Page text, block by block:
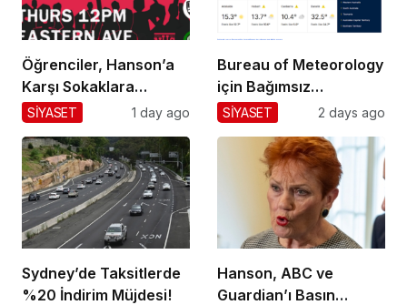
Öğrenciler, Hanson’a
Karşı Sokaklara
Dökülüyor!
SİYASET 1 day ago
Bureau of Meteorology
için Bağımsız
Değerlendirme!
SİYASET 2 days ago
Sydney’de Taksitlerde
%20 İndirim Müjdesi!
Hanson, ABC ve
Guardian’ı Basın